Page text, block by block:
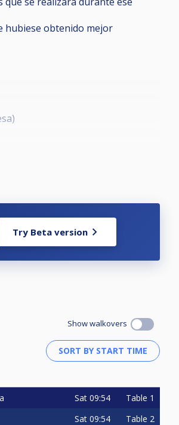
hubiese obtenido mejor
mejor puntuación)
Try Beta version
Show walkovers
Sat 09:54 Table 1
Sat 09:54 Table 2